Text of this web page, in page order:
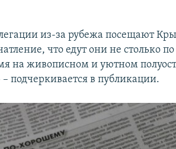
из-за рубежа посещают
что едут они не столько
на живописном и уютном
подчеркивается в публикации.